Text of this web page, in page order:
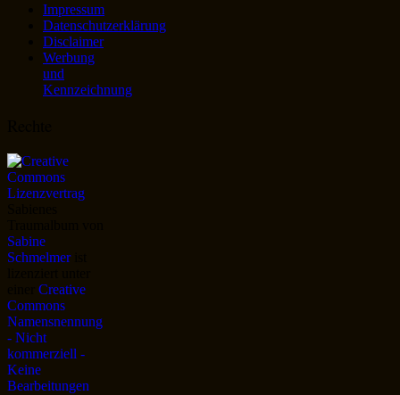
Impressum
Datenschutzerklärung
Disclaimer
Werbung
und
Kennzeichnung
Sabine
Schmelmerist
Creative
Commons
Namensnennung
- Nicht
kommerziell -
Keine
Bearbeitungen